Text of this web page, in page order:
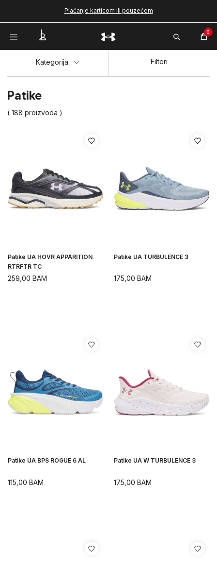
Plaćanje karticom ili pouzećem
0
Patike
( 188 proizvoda )
Kategorija Filteri
Patike UA HOVR APPARITION
RTRFTR TC
259,00 BAM
Patike UA TURBULENCE 3
175,00 BAM
Patike UA BPS ROGUE 6 AL
115,00 BAM
Patike UA W TURBULENCE 3
175,00 BAM